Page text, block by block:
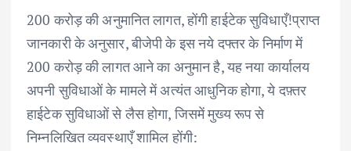
200 करोड़ की अनुमानित लागत, होंगी हाईटेक सुविधाएँ!प्राप्त
जानकारी के अनुसार, बीजेपी के इस नये दफ्तर के निर्माण में
200 करोड़ की लागत आने का अनुमान है, यह नया कार्यालय
अपनी सुविधाओं के मामले में अत्यंत आधुनिक होगा, ये दफ़्तर
हाईटेक सुविधाओं से लैस होगा, जिसमें मुख्य रूप से
निम्नलिखित व्यवस्थाएँ शामिल होंगी: